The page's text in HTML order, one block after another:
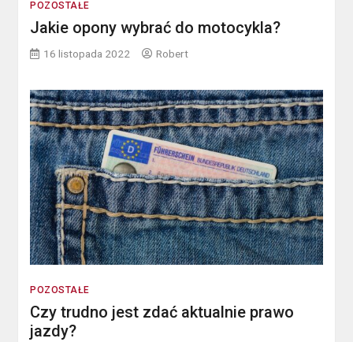
POZOSTAŁE
Jakie opony wybrać do motocykla?
16 listopada 2022 Robert
POZOSTAŁE
Czy trudno jest zdać aktualnie prawo
jazdy?